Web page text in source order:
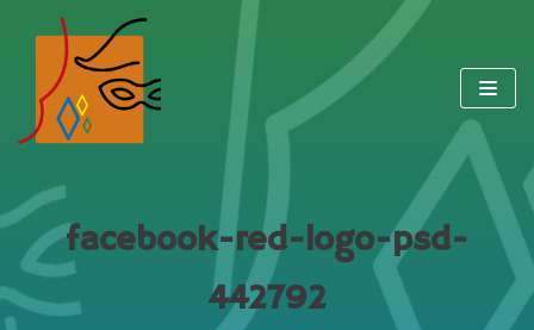
Aller
contenu
facebook-red-logo-psd-
442792